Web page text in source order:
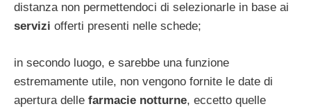
distanza non permettendoci di selezionarle in base ai
servizi offerti presenti nelle schede;
in secondo luogo, e sarebbe una funzione
estremamente utile, non vengono fornite le date di
apertura delle farmacie notturne, eccetto quelle